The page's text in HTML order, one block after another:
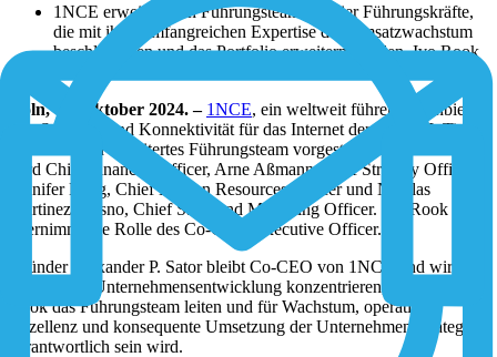
1NCE erweitert sein Führungsteam um vier Führungskräfte,
die mit ihrer umfangreichen Expertise das Umsatzwachstum
beschleunigen und das Portfolio erweitern werden. Ivo Rook
Köln, 09. Oktober 2024. – 1NCE, ein weltweit führender Anbieter
von Software und Konnektivität für das Internet der Dinge (IoT),
hat heute sein erweitertes Führungsteam vorgestellt: Sven Adler
wird Chief Financial Officer, Arne Aßmann Chief Strategy Officer,
Jennifer Haag, Chief Human Resources Officer und Nicolas
Martinez-Fresno, Chief Sales and Marketing Officer. Ivo Rook
übernimmt die Rolle des Co-Chief Executive Officer.
Gründer Alexander P. Sator bleibt Co-CEO von 1NCE und wird
sich auf die Unternehmensentwicklung konzentrieren, während
Rook das Führungsteam leiten und für Wachstum, operative
Exzellenz und konsequente Umsetzung der Unternehmensstrategie
verantwortlich sein wird.